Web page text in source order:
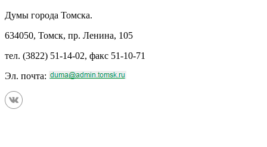
Думы города Томска.
634050, Томск, пр. Ленина, 105
тел. (3822) 51-14-02, факс 51-10-71
Эл. почта: